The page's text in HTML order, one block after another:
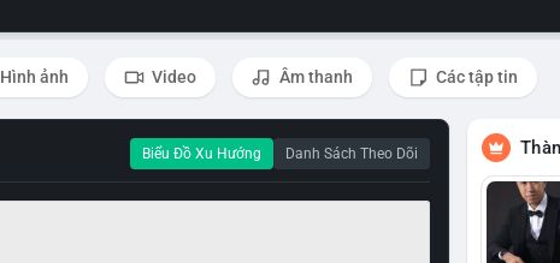
Hình ảnh Video Âm thanh Các tập tin
Biểu Đồ Xu Hướng Danh Sách Theo Dõi